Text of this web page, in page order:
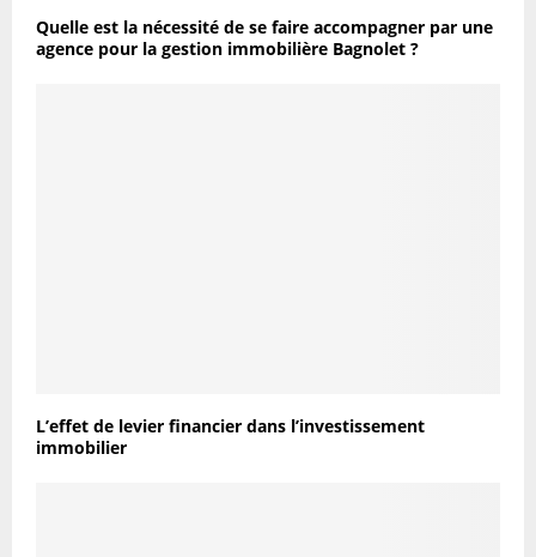
Quelle est la nécessité de se faire accompagner par une
agence pour la gestion immobilière Bagnolet ?
L’effet de levier financier dans l’investissement
immobilier